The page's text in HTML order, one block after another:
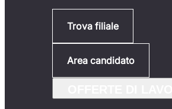
Trova filiale
Area candidato